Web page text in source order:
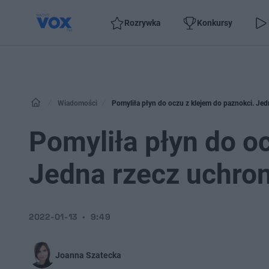
Rozrywka Konkursy
Wiadomości Pomyliła płyn do oczu z klejem do paznokci.
Pomyliła płyn do
Jedna rzecz
Joanna Szatecka
2022-01-13 9:49